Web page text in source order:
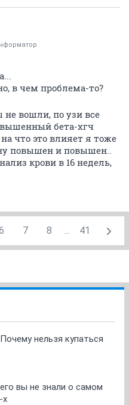
в чем проблема-то?
вошли, по узи все
бета-хгч
что это влияет я тоже
повышен и повышен..
крови в 16 недель,
7 8 ... 41
нельзя купаться
вы не знали о самом
х